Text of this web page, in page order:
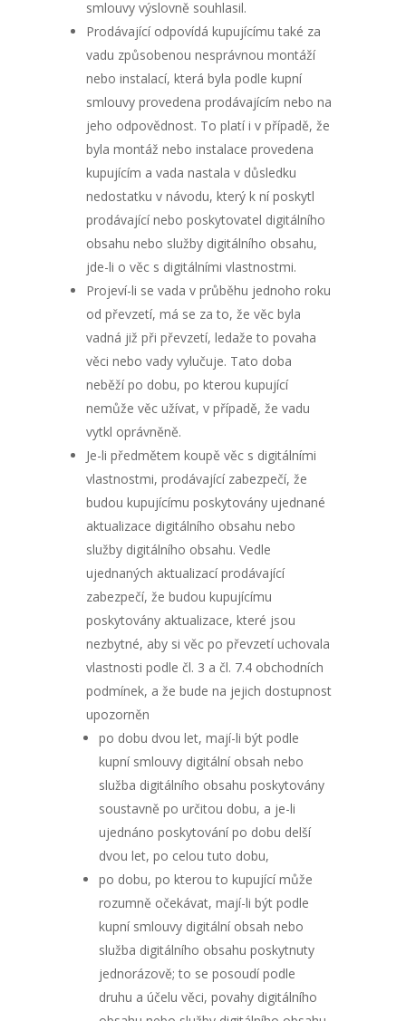
smlouvy výslovně souhlasil.
Prodávající odpovídá kupujícímu také za
vadu způsobenou nesprávnou montáží
nebo instalací, která byla podle kupní
smlouvy provedena prodávajícím nebo na
jeho odpovědnost. To platí i v případě, že
byla montáž nebo instalace provedena
kupujícím a vada nastala v důsledku
nedostatku v návodu, který k ní poskytl
prodávající nebo poskytovatel digitálního
obsahu nebo služby digitálního obsahu,
jde-li o věc s digitálními vlastnostmi.
Projeví-li se vada v průběhu jednoho roku
od převzetí, má se za to, že věc byla
vadná již při převzetí, ledaže to povaha
věci nebo vady vylučuje. Tato doba
neběží po dobu, po kterou kupující
nemůže věc užívat, v případě, že vadu
vytkl oprávněně.
Je-li předmětem koupě věc s digitálními
vlastnostmi, prodávající zabezpečí, že
budou kupujícímu poskytovány ujednané
aktualizace digitálního obsahu nebo
služby digitálního obsahu. Vedle
ujednaných aktualizací prodávající
zabezpečí, že budou kupujícímu
poskytovány aktualizace, které jsou
nezbytné, aby si věc po převzetí uchovala
vlastnosti podle čl. 3 a čl. 7.4 obchodních
podmínek, a že bude na jejich dostupnost
upozorněn
po dobu dvou let, mají-li být podle
kupní smlouvy digitální obsah nebo
služba digitálního obsahu poskytovány
soustavně po určitou dobu, a je-li
ujednáno poskytování po dobu delší
dvou let, po celou tuto dobu,
po dobu, po kterou to kupující může
rozumně očekávat, mají-li být podle
kupní smlouvy digitální obsah nebo
služba digitálního obsahu poskytnuty
jednorázově; to se posoudí podle
druhu a účelu věci, povahy digitálního